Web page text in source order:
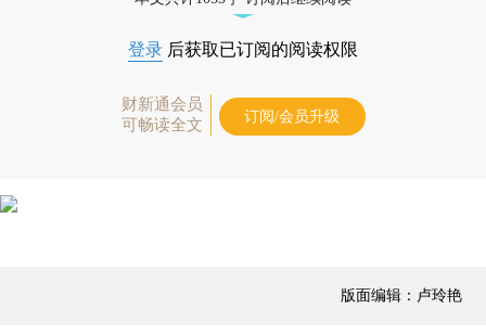
登录 后获取已订阅的阅读权限
财新通会员
可畅读全文
订阅/会员升级
版面编辑：卢玲艳